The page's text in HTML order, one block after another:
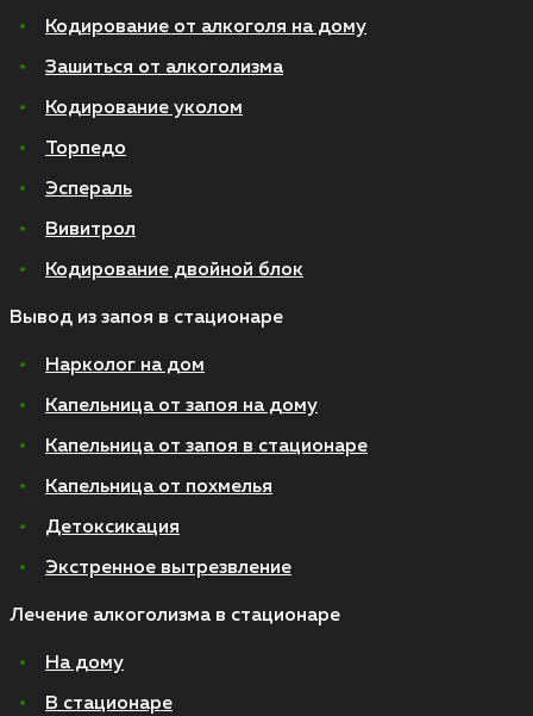
Кодирование от алкоголя на дому
Зашиться от алкоголизма
Кодирование уколом
Торпедо
Эспераль
Вивитрол
Кодирование двойной блок
Вывод из запоя в стационаре
Нарколог на дом
Капельница от запоя на дому
Капельница от запоя в стационаре
Капельница от похмелья
Детоксикация
Экстренное вытрезвление
Лечение алкоголизма в стационаре
На дому
В стационаре